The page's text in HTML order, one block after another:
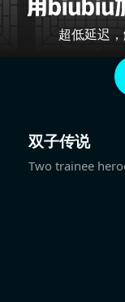
超低延迟
双子传说
Two trainee